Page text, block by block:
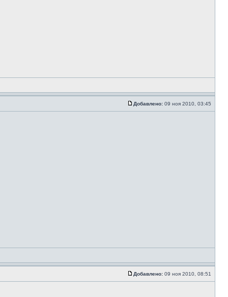
Добавлено: 09 ноя 2010, 03:45
Добавлено: 09 ноя 2010, 08:51